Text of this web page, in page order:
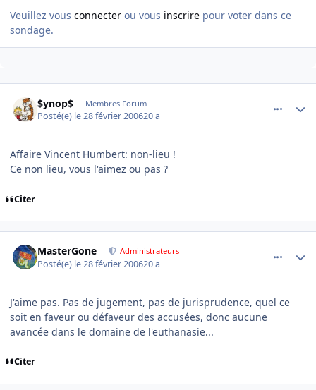
Veuillez vous connecter ou vous inscrire pour voter dans ce
sondage.
$ynop$ Membres Forum
Posté(e) le 28 février 200620 a
Affaire Vincent Humbert: non-lieu !
Ce non lieu, vous l'aimez ou pas ?
Citer
MasterGone Administrateurs
Posté(e) le 28 février 200620 a
J'aime pas. Pas de jugement, pas de jurisprudence, quel ce
soit en faveur ou défaveur des accusées, donc aucune
avancée dans le domaine de l'euthanasie...
Citer